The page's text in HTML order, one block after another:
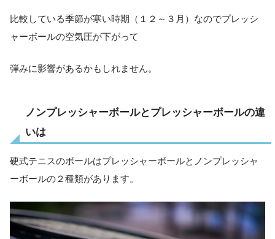
比較している季節が寒い時期（１２～３月）なのでプレッシ
ャーボールの空気圧が下がって
弾みに影響があるかもしれません。
ノンプレッシャーボールとプレッシャーボールの違
いは
硬式テニスのボールはプレッシャーボールとノンプレッシャ
ーボールの２種類があります。